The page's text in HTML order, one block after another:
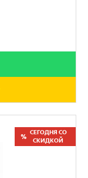
СЕГОДНЯ СО
СКИДКОЙ